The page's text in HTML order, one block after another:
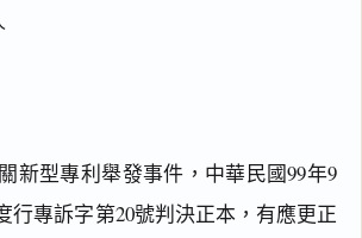
新型專利舉發事件，中華民國99年9
行專訴字第20號判決正本，有應更正